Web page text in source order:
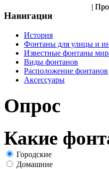
Навигация
История
Фонтаны для улицы и
Известные фонтаны
Виды фонтанов
Расположение фонтанов
Аксессуары
Опрос
Какие
Городские
Домашние
||